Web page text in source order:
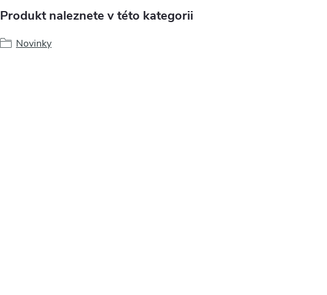
Produkt naleznete v této kategorii
Novinky